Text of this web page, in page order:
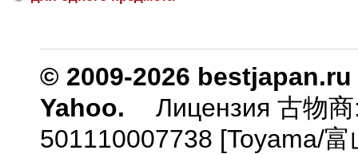
© 2009-2026
Yahoo.
Лицензия 古物
501110007738 [Toyama/